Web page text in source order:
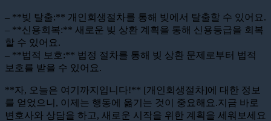
– **빚 탈출:** 개인회생절차를 통해 빚에서 탈출할 수 있어요.
– **신용회복:** 새로운 빚 상환 계획을 통해 신용등급을 회복
할 수 있어요.
– **법적 보호:** 법정 절차를 통해 빚 상환 문제로부터 법적
보호를 받을 수 있어요.
**자, 오늘은 여기까지입니다!** [개인회생절차]에 대한 정보
를 얻었으니, 이제는 행동에 옮기는 것이 중요해요.지금 바로
변호사와 상담을 하고, 새로운 시작을 위한 계획을 세워보세요